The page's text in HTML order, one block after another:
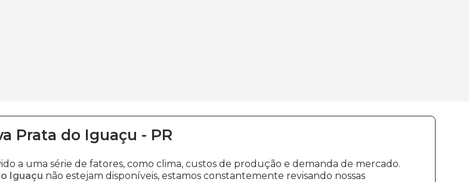
Prata do Iguaçu - PR
a uma série de fatores, como clima, custos de produção e demanda de mercado.
Iguaçu não estejam disponíveis, estamos constantemente revisando nossas